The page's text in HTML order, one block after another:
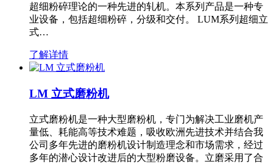
超细粉碎理论的一种先进的轧机。本系列产品是一种专
业设备，包括超细粉碎，分级和交付。 LUM系列超细立
式…
了解详情
LM 立式磨粉机
立式磨粉机是一种大型磨粉机，专门为解决工业磨机产
量低、耗能高等技术难题，吸收欧洲先进技术并结合我
公司多年先进的磨粉机设计制造理念和市场需求，经过
多年的潜心设计改进后的大型粉磨设备。立磨采用了合